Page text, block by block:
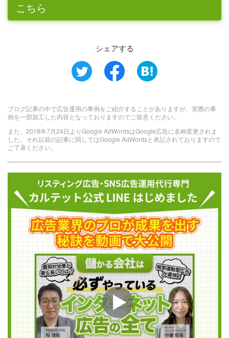
こちら
シェアする
ブログ記事の中で広告運用の事例をご紹介することがありますが、実際の事
例を一部加工した内容となっておりますのでご留意ください。
また、2018年7月24日よりGoogle AdWordsはGoogle広告に名称変更されま
した。それ以前の記事に関してはGoogle AdWordsと表記されておりますので
ご了承ください。